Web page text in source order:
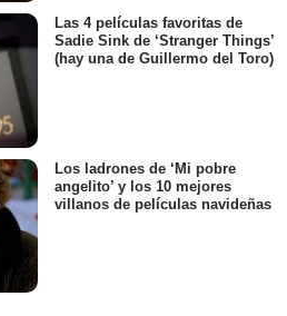
Las 4 películas favoritas de
Sadie Sink de ‘Stranger Things’
(hay una de Guillermo del Toro)
Los ladrones de ‘Mi pobre
angelito’ y los 10 mejores
villanos de películas navideñas